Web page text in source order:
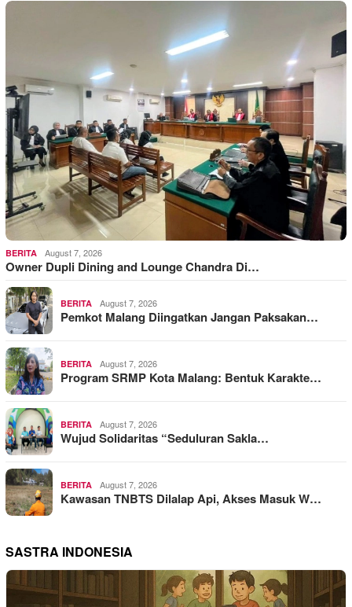
BERITA August 7, 2026
Owner Dupli Dining and Lounge Chandra Di…
BERITA August 7, 2026
Pemkot Malang Diingatkan Jangan Paksakan…
BERITA August 7, 2026
Program SRMP Kota Malang: Bentuk Karakte…
BERITA August 7, 2026
Wujud Solidaritas “Seduluran Sakla…
BERITA August 7, 2026
Kawasan TNBTS Dilalap Api, Akses Masuk W…
SASTRA INDONESIA